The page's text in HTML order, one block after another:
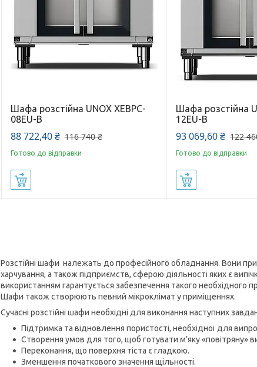
Шафа розстійна UNOX XEBPC-
08EU-B
88 722,40 ₴ 116 740 ₴
Готово до відправки
Шафа розстійна
12EU-B
93 069,60 ₴ 122
Готово до відправки
Розстійні шафи належать до професійного обладнання. Вони
харчування, а також підприємств, сферою діяльності яких є
використанням гарантується забезпечення такого необхідного
Шафи також створюють певний мікроклімат у приміщеннях.
Сучасні розстійні шафи необхідні для виконання наступних
Підтримка та відновлення пористості, необхідної для
Створення умов для того, щоб готувати м’яку «повітряну»
Переконання, що поверхня тіста є гладкою.
Зменшення початкового значення щільності.